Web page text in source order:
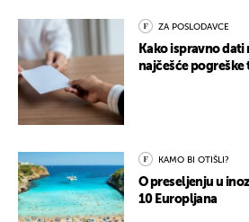
ZA POSLODAVCE
Kako ispravno
najčešće pogreške
KAMO BI OTIŠLI?
O preseljenju u
10 Europljana